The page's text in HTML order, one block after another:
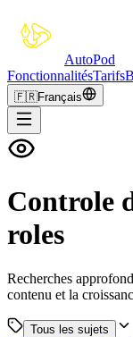
AutoPod
FonctionnalitésTarifs
🇫🇷Français
Controle
roles
Recherches
contenu et la
Tous les sujets